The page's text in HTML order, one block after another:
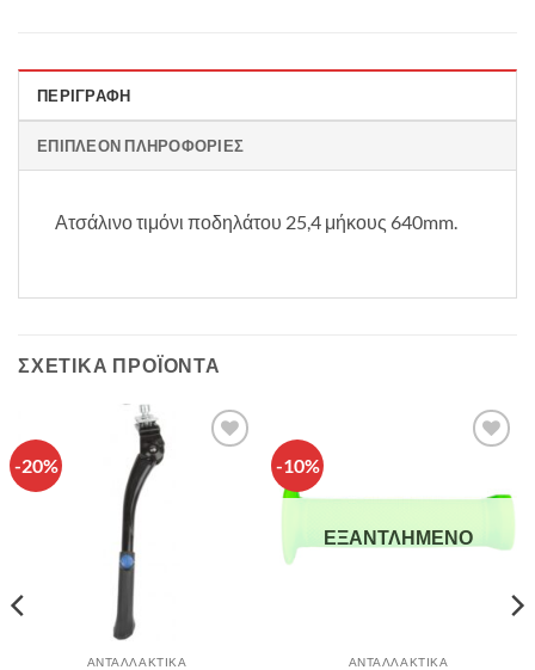
ΠΕΡΙΓΡΑΦΉ
ΕΠΙΠΛΈΟΝ ΠΛΗΡΟΦΟΡΊΕΣ
Ατσάλινο τιμόνι ποδηλάτου 25,4 μήκους 640mm.
ΣΧΕΤΙΚΆ ΠΡΟΪΌΝΤΑ
-20%
ΑΝΤΑΛΛΑΚΤΙΚΑ
-10%
επιθυμιών
ΕΞΑΝΤΛΗΜΈΝΟ
ΑΝΤΑΛΛΑΚΤΙΚΑ